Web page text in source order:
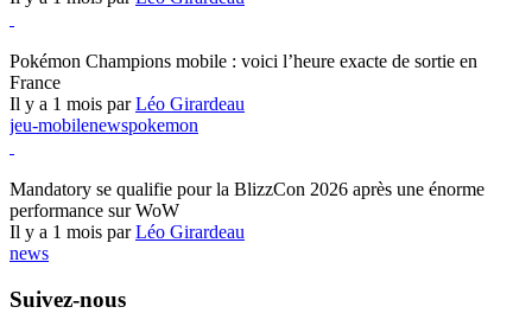
Pokémon Champions mobile : voici l’heure exacte de sortie en
France
Il y a 1 mois parLéo Girardeau
jeu-mobilenewspokemon
Mandatory se qualifie pour la BlizzCon 2026 après une énorme
performance sur WoW
Il y a 1 mois parLéo Girardeau
news
Suivez-nous